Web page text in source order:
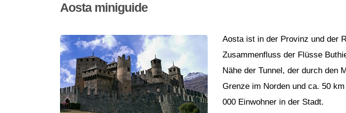
Aosta miniguide
Aosta ist in der Provinz und der
Zusammenfluss der Flüsse
Nähe der Tunnel, der durch den
Grenze im Norden und ca. 50
000 Einwohner in der Stadt.